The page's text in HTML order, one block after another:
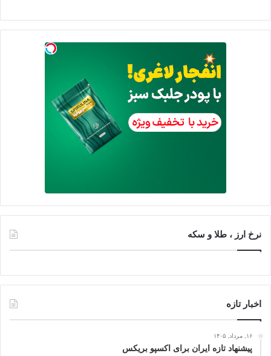
نرخ ارز ، طلا و سکه
اخبار تازه
۱۶, مرداد, ۱۴۰۵
پیشنهاد تازه ایران برای اکسپو بریکس